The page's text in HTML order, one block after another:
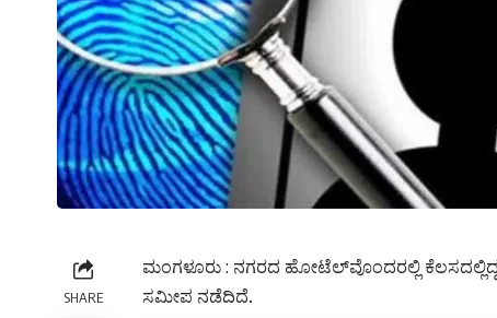
SHARE
ಮಂಗಳೂರು : ನಗರದ ಹೋಟೆಲ್‌ವೊಂದರಲ್ಲಿ
ಸಮೀಪ ನಡೆದಿದೆ.